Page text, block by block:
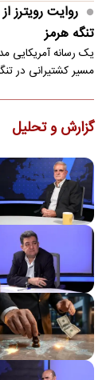
روایت رویترز
تنگه هرمز
یک رسانه آمریکایی
مسیر کشتیرانی در
گزارش و تحلیل